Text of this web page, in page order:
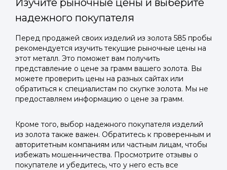
Изучите рыночные цены и выберите
надежного покупателя
Перед продажей своих изделий из золота 585 пробы
рекомендуется изучить текущие рыночные цены на
этот металл. Это поможет вам получить
представление о цене за грамм вашего золота. Вы
можете проверить цены на разных сайтах или
обратиться к специалистам по скупке золота. Мы не
предоставляем информацию о цене за грамм.
Кроме того, выбор надежного покупателя изделий
из золота также важен. Обратитесь к проверенным и
авторитетным компаниям или частным лицам, чтобы
избежать мошенничества. Просмотрите отзывы о
покупателе и убедитесь, что у него есть все